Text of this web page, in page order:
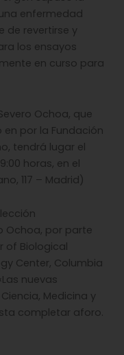
enfermedad
de revertirse y
los ensayos
en curso para
Ochoa, que
por la Fundación
tendrá lugar el
horas, en el
117 – Madrid)
Ochoa, por parte
of Biological
Center, Columbia
nuevas
Medicina y
completar aforo.